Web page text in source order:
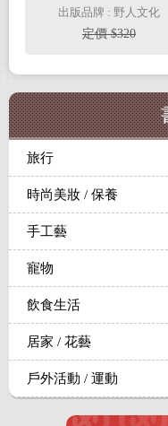
味、無負擔、暖心下午
茶甜點食譜
出版品牌 : 野人文化
定價 $320
旅行
時尚美妝 / 保養
手工藝
寵物
飲食生活
居家 / 花藝
戶外活動 / 運動